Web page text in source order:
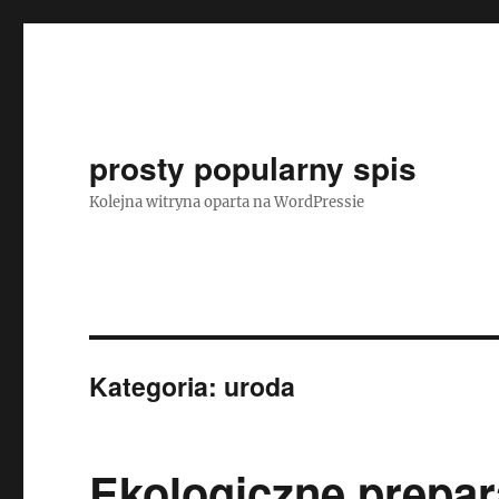
prosty popularny spis
Kolejna witryna oparta na WordPressie
Kategoria: uroda